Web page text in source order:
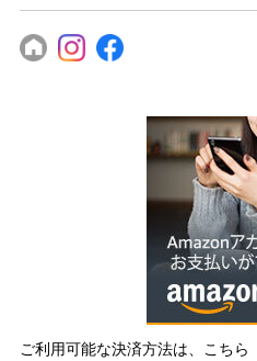
ご利用可能な決済方法は、こちら